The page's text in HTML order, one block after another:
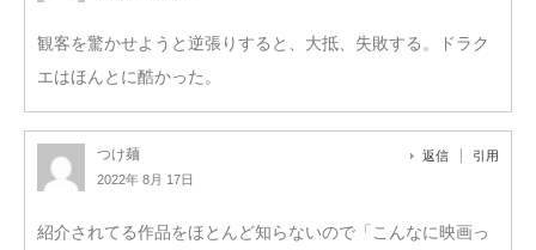
観客を驚かせようと逆張りすると、大抵、失敗する。ドラク
エはほんとに酷かった。
つけ麺
2022年 8月 17日
返信 引用
紹介されてる作品をほとんど知らないので「こんなに映画っ